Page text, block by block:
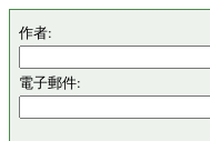
作者:
電子郵件: